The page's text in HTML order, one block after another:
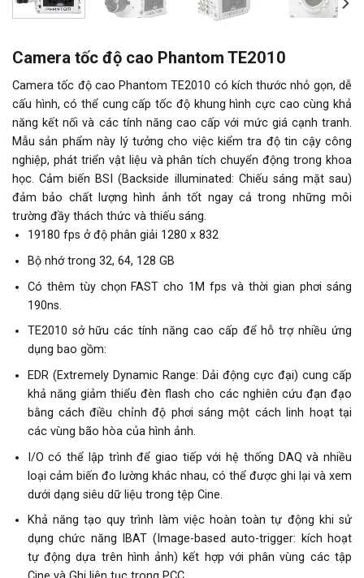
Camera tốc độ cao Phantom TE2010
Camera tốc độ cao Phantom TE2010 có kích thước nhỏ gọn, dễ
cấu hình, có thể cung cấp tốc độ khung hình cực cao cùng khả
năng kết nối và các tính năng cao cấp với mức giá cạnh tranh.
Mẫu sản phẩm này lý tưởng cho việc kiểm tra độ tin cậy công
nghiệp, phát triển vật liệu và phân tích chuyển động trong khoa
học. Cảm biến BSI (Backside illuminated: Chiếu sáng mặt sau)
đảm bảo chất lượng hình ảnh tốt ngay cả trong những môi
trường đầy thách thức và thiếu sáng.
19180 fps ở độ phân giải 1280 x 832
Bộ nhớ trong 32, 64, 128 GB
Có thêm tùy chọn FAST cho 1M fps và thời gian phơi sáng
190ns.
TE2010 sở hữu các tính năng cao cấp để hỗ trợ nhiều ứng
dụng bao gồm:
EDR (Extremely Dynamic Range: Dải động cực đại) cung cấp
khả năng giảm thiểu đèn flash cho các nghiên cứu đạn đạo
bằng cách điều chỉnh độ phơi sáng một cách linh hoạt tại
các vùng bão hòa của hình ảnh.
I/O có thể lập trình để giao tiếp với hệ thống DAQ và nhiều
loại cảm biến đo lường khác nhau, có thể được ghi lại và xem
dưới dạng siêu dữ liệu trong tệp Cine.
Khả năng tạo quy trình làm việc hoàn toàn tự động khi sử
dụng chức năng IBAT (Image-based auto-trigger: kích hoạt
tự động dựa trên hình ảnh) kết hợp với phân vùng các tập